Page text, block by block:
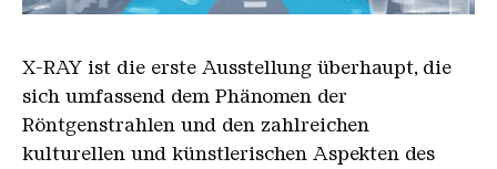
X RAY neu
X-RAY ist die erste Ausstellung überhaupt, die
sich umfassend dem Phänomen der
Röntgenstrahlen und den zahlreichen
kulturellen und künstlerischen Aspekten des